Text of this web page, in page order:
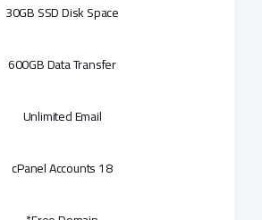
30GB SSD Disk Space
600GB Data Transfer
Unlimited Email
18 cPanel Accounts